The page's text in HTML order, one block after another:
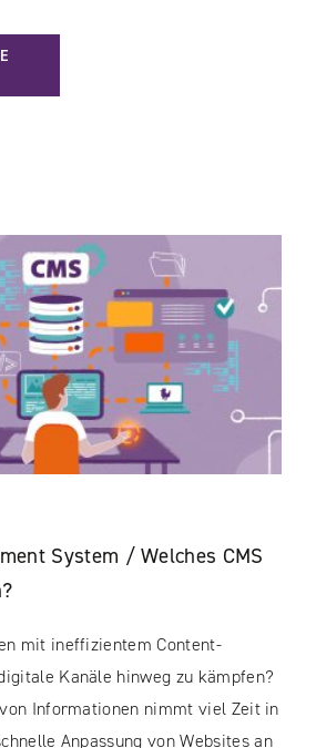
THINGS (IOT) IM BAUWESEN: SICHERHEIT
System / Welches CMS
mit ineffizientem Content-
Kanäle hinweg zu kämpfen?
Informationen nimmt viel Zeit in
Anpassung von Websites an